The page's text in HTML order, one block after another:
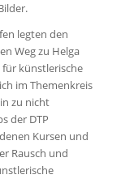
legten den
Weg zu Helga
künstlerische
im Themenkreis
zu nicht
der DTP
Kursen und
Rausch und